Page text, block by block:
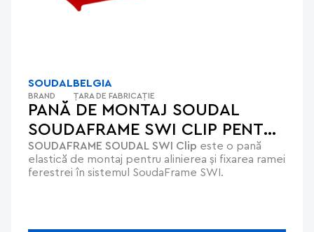
PANĂ DE MONTAJ SOUDAL
SOUDAFRAME SWI CLIP PENTRU
RAME DE FERESTRE
SOUDAFRAME SOUDAL SWI Clip
elastică de montaj pentru alinierea și fixarea ramei
ferestrei în sistemul SoudaFrame SWI.
SOUDAL
BRAND
BELGIA
ȚARA DE FABRICAȚIE